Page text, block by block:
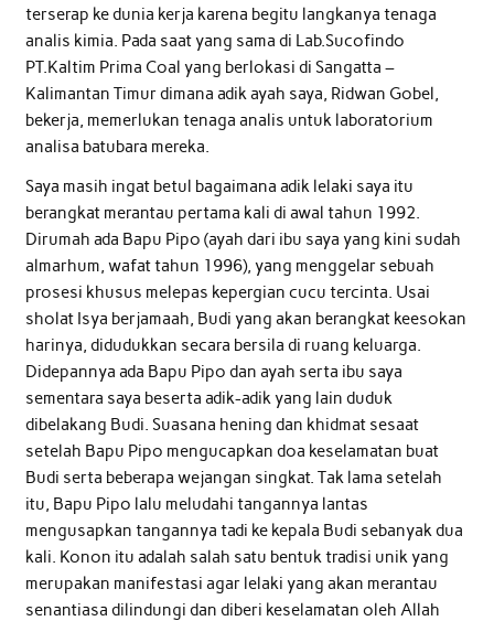
terserap ke dunia kerja karena begitu langkanya tenaga
analis kimia. Pada saat yang sama di Lab.Sucofindo
PT.Kaltim Prima Coal yang berlokasi di Sangatta –
Kalimantan Timur dimana adik ayah saya, Ridwan Gobel,
bekerja, memerlukan tenaga analis untuk laboratorium
analisa batubara mereka.
Saya masih ingat betul bagaimana adik lelaki saya itu
berangkat merantau pertama kali di awal tahun 1992.
Dirumah ada Bapu Pipo (ayah dari ibu saya yang kini sudah
almarhum, wafat tahun 1996), yang menggelar sebuah
prosesi khusus melepas kepergian cucu tercinta. Usai
sholat Isya berjamaah, Budi yang akan berangkat keesokan
harinya, didudukkan secara bersila di ruang keluarga.
Didepannya ada Bapu Pipo dan ayah serta ibu saya
sementara saya beserta adik-adik yang lain duduk
dibelakang Budi. Suasana hening dan khidmat sesaat
setelah Bapu Pipo mengucapkan doa keselamatan buat
Budi serta beberapa wejangan singkat. Tak lama setelah
itu, Bapu Pipo lalu meludahi tangannya lantas
mengusapkan tangannya tadi ke kepala Budi sebanyak dua
kali. Konon itu adalah salah satu bentuk tradisi unik yang
merupakan manifestasi agar lelaki yang akan merantau
senantiasa dilindungi dan diberi keselamatan oleh Allah